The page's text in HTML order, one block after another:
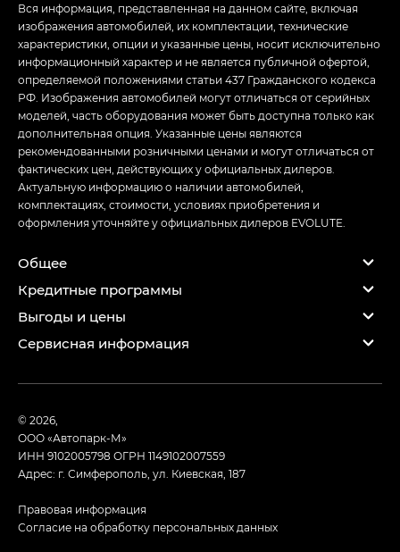
Вся информация, представленная на данном сайте, включая
изображения автомобилей, их комплектации, технические
характеристики, опции и указанные цены, носит исключительно
информационный характер и не является публичной офертой,
определяемой положениями статьи 437 Гражданского кодекса
РФ. Изображения автомобилей могут отличаться от серийных
моделей, часть оборудования может быть доступна только как
дополнительная опция. Указанные цены являются
рекомендованными розничными ценами и могут отличаться от
фактических цен, действующих у официальных дилеров.
Актуальную информацию о наличии автомобилей,
комплектациях, стоимости, условиях приобретения и
оформления уточняйте у официальных дилеров EVOLUTE.
Общее
Кредитные программы
Выгоды и цены
Сервисная информация
© 2026,
ООО «Автопарк-М»
ИНН 9102005798 ОГРН 1149102007559
Адрес: г. Симферополь, ул. Киевская, 187
Правовая информация
Согласие на обработку персональных данных